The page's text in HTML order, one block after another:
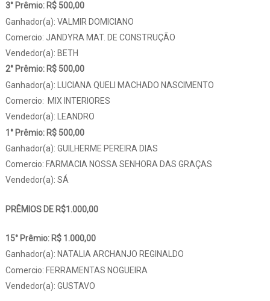
3° Prêmio: R$ 500,00
Ganhador(a): VALMIR DOMICIANO
Comercio: JANDYRA MAT. DE CONSTRUÇÃO
Vendedor(a): BETH
2° Prêmio: R$ 500,00
Ganhador(a): LUCIANA QUELI MACHADO NASCIMENTO
Comercio: MIX INTERIORES
Vendedor(a): LEANDRO
1° Prêmio: R$ 500,00
Ganhador(a): GUILHERME PEREIRA DIAS
Comercio: FARMACIA NOSSA SENHORA DAS GRAÇAS
Vendedor(a): SÁ
PRÊMIOS DE R$1.000,00
15° Prêmio: R$ 1.000,00
Ganhador(a): NATALIA ARCHANJO REGINALDO
Comercio: FERRAMENTAS NOGUEIRA
Vendedor(a): GUSTAVO